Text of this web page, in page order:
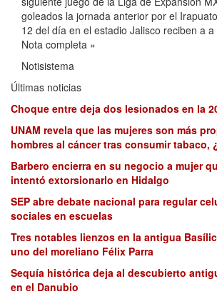
goleados la jornada anterior por el
12 del día en el estadio Jalisco reciben a
Nota completa »
Notisistema
Últimas noticias
Choque entre deja dos lesionados en la
UNAM revela que las mujeres son más
hombres al cáncer tras consumir tabaco,
Barbero encierra en su negocio a mujer
intentó extorsionarlo en Hidalgo
SEP abre debate nacional para regular
sociales en escuelas
Tres notables lienzos en la antigua
uno del moreliano Félix Parra
Sequía histórica deja al descubierto
en el Danubio